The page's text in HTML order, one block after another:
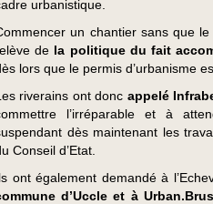
urbanistique.
un chantier sans que
de la politique du fait
lors que le permis d’urbanisme
riverains ont donc appelé
l’irréparable et à
dès maintenant les
Conseil d’Etat.
ont également demandé à
d’Uccle et à